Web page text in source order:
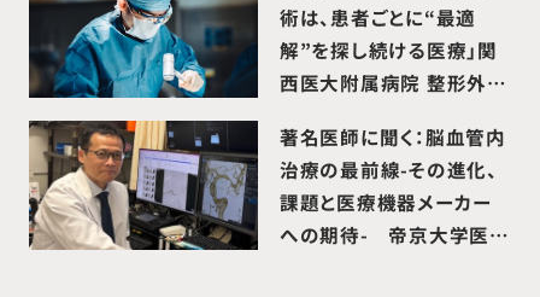
術は、患者ごとに“最適
解”を探し続ける医療」関
西医大附属病院 整形外科
著名医師に聞く：脳血管内
治療の最前線-その進化、
課題と医療機器メーカー
への期待- 帝京大学医学